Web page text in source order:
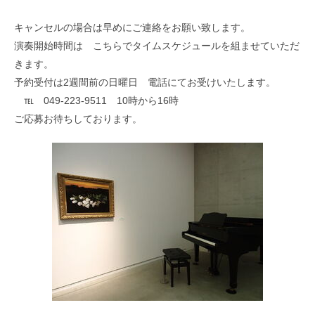
キャンセルの場合は早めにご連絡をお願い致します。
演奏開始時間は こちらでタイムスケジュールを組ませていただ
きます。
予約受付は2週間前の日曜日 電話にてお受けいたします。
℡ 049-223-9511 10時から16時
ご応募お待ちしております。